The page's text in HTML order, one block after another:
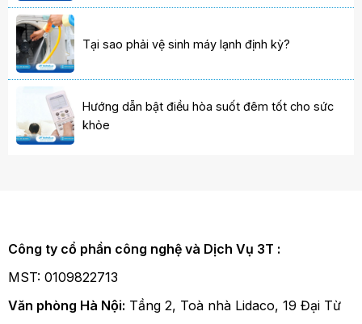
Tại sao phải vệ sinh máy lạnh định kỳ?
Hướng dẫn bật điều hòa suốt đêm tốt cho sức
khỏe
Công ty cổ phần công nghệ và Dịch Vụ 3T :
MST: 0109822713
Văn phòng Hà Nội: Tầng 2, Toà nhà Lidaco, 19 Đại Từ